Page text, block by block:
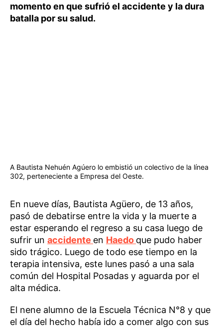
momento en que sufrió el accidente y la dura
batalla por su salud.
A Bautista Nehuén Agúero lo embistió un colectivo de la línea
302, perteneciente a Empresa del Oeste.
En nueve días, Bautista Agüero, de 13 años,
pasó de debatirse entre la vida y la muerte a
estar esperando el regreso a su casa luego de
sufrir un accidente en Haedo que pudo haber
sido trágico. Luego de todo ese tiempo en la
terapia intensiva, este lunes pasó a una sala
común del Hospital Posadas y aguarda por el
alta médica.
El nene alumno de la Escuela Técnica N°8 y que
el día del hecho había ido a comer algo con sus